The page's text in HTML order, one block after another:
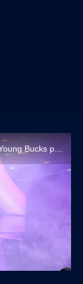
Private Party gana oportunidad contra The Young Bucks por los Títulos Mundiales en Pareja de AEW